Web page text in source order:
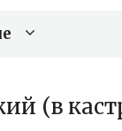
(в